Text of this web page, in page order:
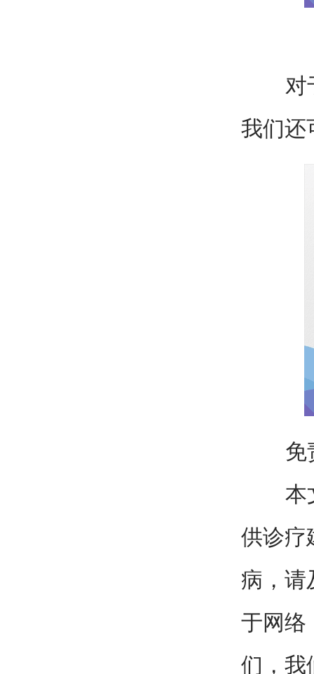
对于
我们还
免
本文
供诊疗
病，请
于网络
们，我